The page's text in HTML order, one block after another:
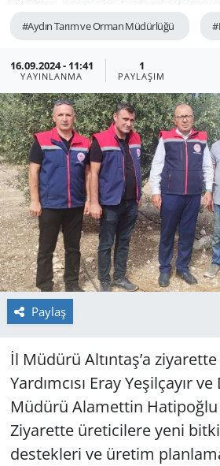
#Aydın Tarım ve Orman Müdürlüğü
16.09.2024 - 11:41
YAYINLANMA
1
PAYLAŞIM
Paylaş
İl Müdürü Altıntaş’a
Yardımcısı Eray Yeşilçayır
Müdürü Alamettin
Ziyarette üreticilere yeni
destekleri ve üretim
GENEL
GÜNDEM
HABERDE İNSAN
KÜLTÜR SANAT
MAGAZİN
POLİTİKA
RESMİ İLANLAR
SAĞLIK
SPOR
Haber Arşivi